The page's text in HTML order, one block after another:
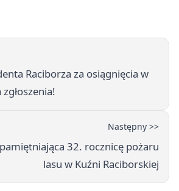
Raciborza za osiągnięcia w
Następny >>
32. rocznicę pożaru
lasu w Kuźni Raciborskiej